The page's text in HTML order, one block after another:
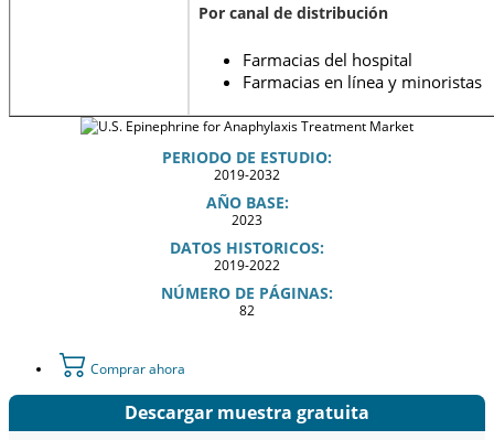
Por canal de distribución
Farmacias del hospital
Farmacias en línea y minoristas
PERIODO DE ESTUDIO:
2019-2032
AÑO BASE:
2023
DATOS HISTORICOS:
2019-2022
NÚMERO DE PÁGINAS:
82
Comprar ahora
Descargar muestra gratuita